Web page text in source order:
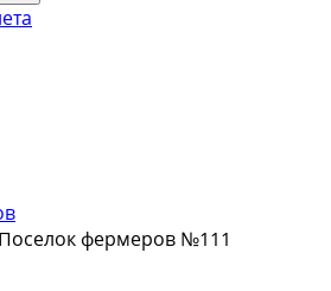
фермеров №111